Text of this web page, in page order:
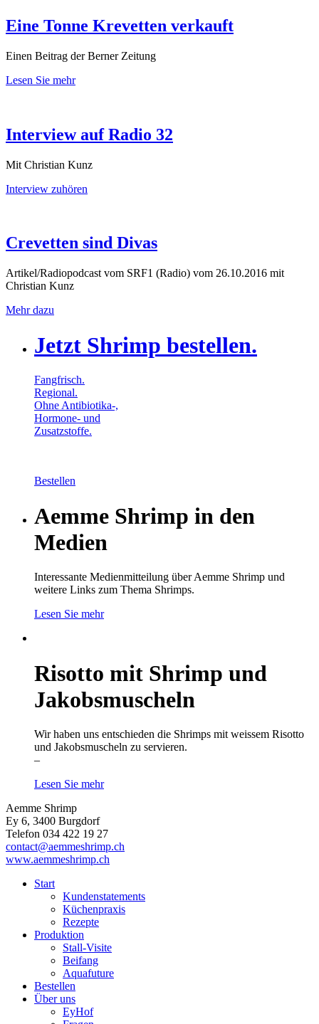
Eine Tonne Krevetten verkauft
Einen Beitrag der Berner Zeitung
Lesen Sie mehr
Interview auf Radio 32
Mit Christian Kunz
Interview zuhören
Crevetten sind Divas
Artikel/Radiopodcast vom SRF1 (Radio) vom 26.10.2016 mit
Christian Kunz
Mehr dazu
Jetzt Shrimp bestellen.
Fangfrisch.
Regional.
Ohne Antibiotika-,
Hormone- und
Zusatzstoffe.
Bestellen
Aemme Shrimp in den
Medien
Interessante Medienmitteilung über Aemme Shrimp und
weitere Links zum Thema Shrimps.
Lesen Sie mehr
Risotto mit Shrimp und
Jakobsmuscheln
Wir haben uns entschieden die Shrimps mit weissem Risotto
und Jakobsmuscheln zu servieren.
–
Lesen Sie mehr
Aemme Shrimp
Ey 6, 3400 Burgdorf
Telefon 034 422 19 27
contact@aemmeshrimp.ch
www.aemmeshrimp.ch
Start
Kundenstatements
Küchenpraxis
Rezepte
Produktion
Stall-Visite
Beifang
Aquafuture
Bestellen
Über uns
EyHof